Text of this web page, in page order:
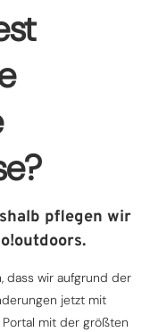
pflegen wir
dass wir aufgrund der
jetzt mit
mit der größten